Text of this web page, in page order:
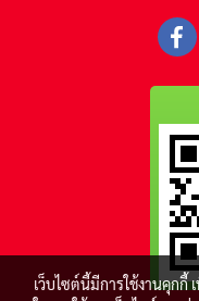
เว็บไซต์นี้มีการใช้งานคุก